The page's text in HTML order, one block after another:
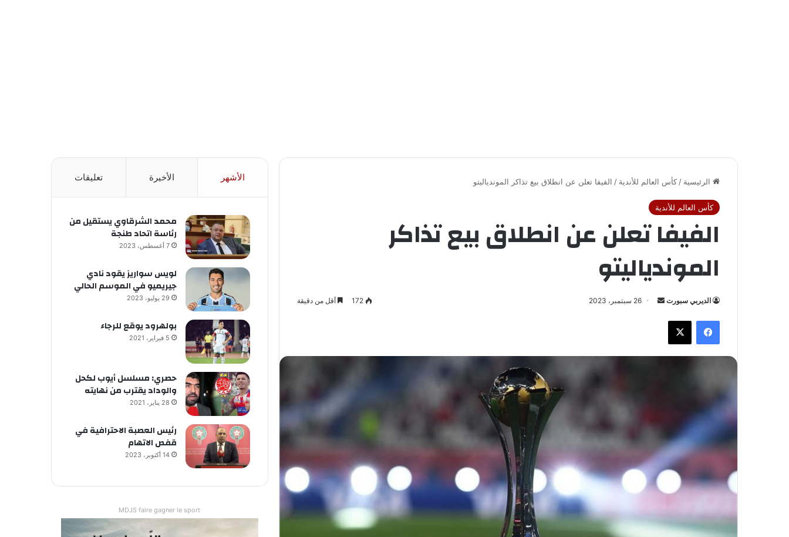
الرئيسية /كأس العالم للأندية / الفيفا تعلن عن انطلاق بيع تذاكر الموندياليتو
كأس العالم للأندية
الفيفا تعلن عن انطلاق بيع تذاكر
الموندياليتو
الديربي سبورت
ب
ك
ر
ي
26 سبتمبر، 2023 172 أقل من دقيقة
فيسبوك
الأشهر الأخيرة تعليقات
محمد الشرقاوي يستقيل من
رئاسة اتحاد طنجة
7 أغسطس، 2023
لويس سواريز يقود نادي
جيريميو في الموسم الحالي
29 يوليو، 2023
بولهرود يوقع للرجاء
5 فبراير، 2021
حصري: مسلسل أيوب لكحل
والوداد يقترب من نهايته
28 يناير، 2021
رئيس العصبة الاحترافية في
قفص الاتهام
14 أكتوبر، 2023
MDJS faire gagner le sport